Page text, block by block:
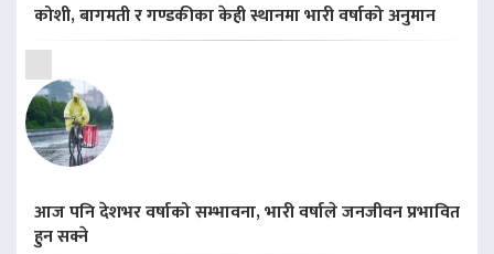
कोशी, बागमती र गण्डकीका केही स्थानमा भारी वर्षाको अनुमान
आज पनि देशभर वर्षाको सम्भावना, भारी वर्षाले जनजीवन प्रभावित
हुन सक्ने